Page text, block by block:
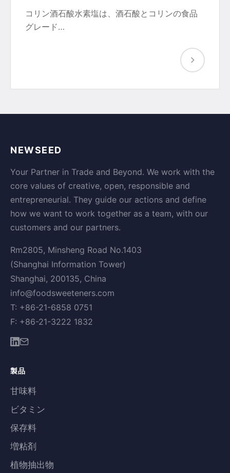
コリン酒石酸水素塩は、酒石酸とコリンの食品
グレード…
NEWSEED
Your Partner in Trade and Beyond. We work with the
core values of creative, open, responsible and
entrepreneurial. They guide our actions and define
how we want to work together as a team, with our
customers and our partners.
Rm2805, Minsheng Road No.1403
(Shanghai Information Tower)
Shanghai, 200135, China
info@foodsweeteners.com
T: +86-21-6858 0751
F: +86-21-3222 1832
製品
甘味料
ビタミン
保存料
増粘剤
植物抽出物